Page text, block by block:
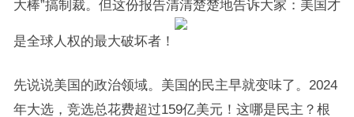
大棒”搞制裁。但这份报告清清楚楚地告诉大家：美国才
是全球人权的最大破坏者！
先说说美国的政治领域。美国的民主早就变味了。2024
年大选，竞选总花费超过159亿美元！这哪是民主？根